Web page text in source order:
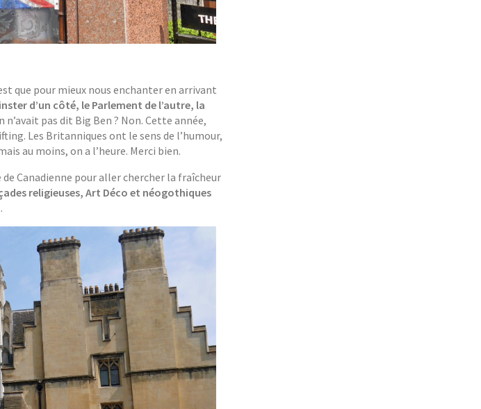
que pour mieux nous enchanter en arrivant
d’un côté, le Parlement de l’autre, la
pas dit Big Ben ? Non. Cette année,
Les Britanniques ont le sens de l’humour,
au moins, on a l’heure. Merci bien.
de Canadienne pour aller chercher la fraîcheur
religieuses, Art Déco et néogothiques